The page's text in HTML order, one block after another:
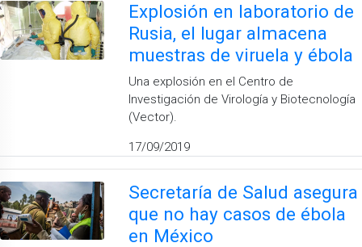
Explosión en laboratorio de
Rusia, el lugar almacena
muestras de viruela y ébola
Una explosión en el Centro de
Investigación de Virología y Biotecnología
(Vector).
17/09/2019
Secretaría de Salud asegura
que no hay casos de ébola
en México